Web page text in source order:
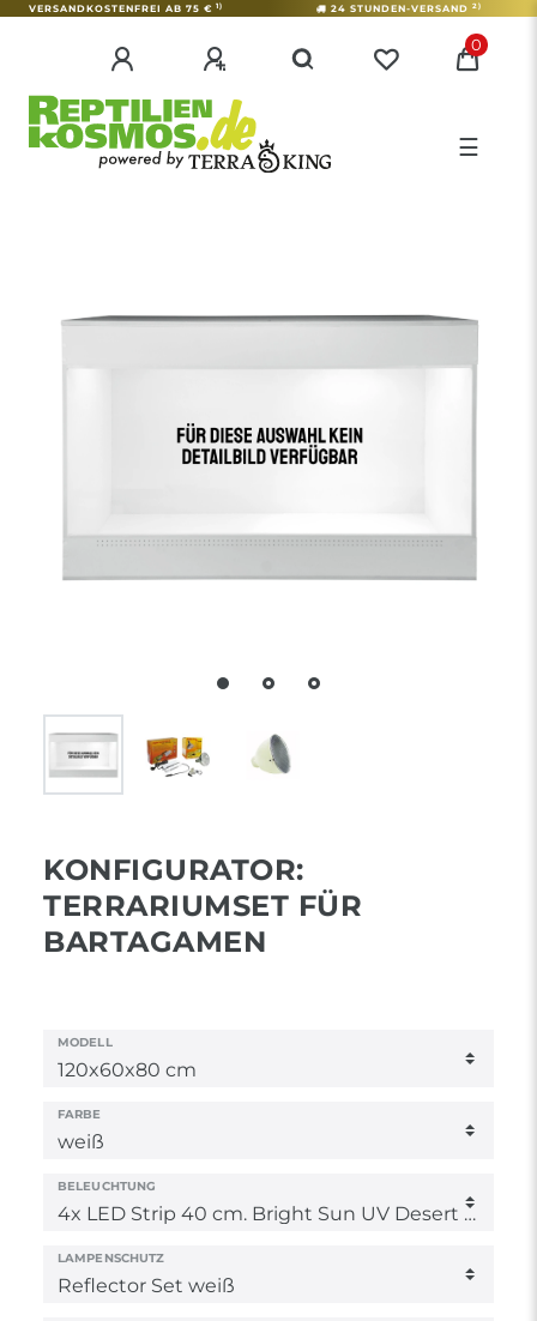
VERSANDKOSTENFREI AB 75 € 1) 24 STUNDEN-VERSAND 2)
0
☰
KONFIGURATOR:
TERRARIUMSET FÜR
BARTAGAMEN
MODELL
FARBE
BELEUCHTUNG
LAMPENSCHUTZ